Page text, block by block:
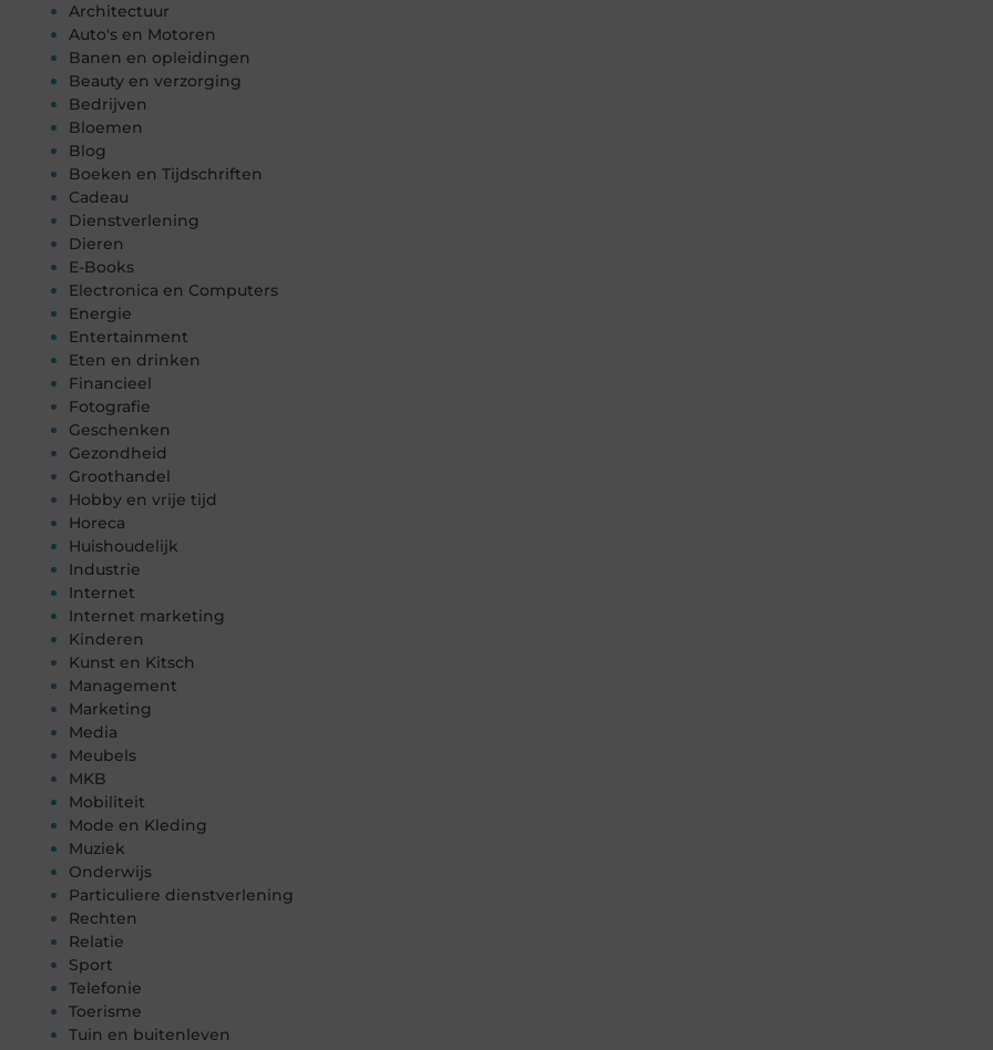
Architectuur
Auto's en Motoren
Banen en opleidingen
Beauty en verzorging
Bedrijven
Bloemen
Blog
Boeken en Tijdschriften
Cadeau
Dienstverlening
Dieren
E-Books
Electronica en Computers
Energie
Entertainment
Eten en drinken
Financieel
Fotografie
Geschenken
Gezondheid
Groothandel
Hobby en vrije tijd
Horeca
Huishoudelijk
Industrie
Internet
Internet marketing
Kinderen
Kunst en Kitsch
Management
Marketing
Media
Meubels
MKB
Mobiliteit
Mode en Kleding
Muziek
Onderwijs
Particuliere dienstverlening
Rechten
Relatie
Sport
Telefonie
Toerisme
Tuin en buitenleven